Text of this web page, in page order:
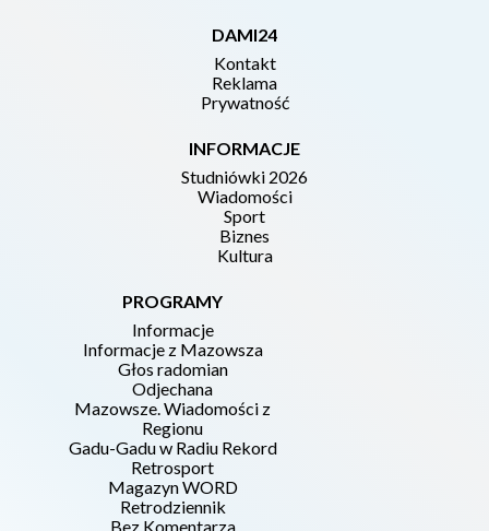
DAMI24
Kontakt
Reklama
Prywatność
INFORMACJE
Studniówki 2026
Wiadomości
Sport
Biznes
Kultura
PROGRAMY
Informacje
Informacje z Mazowsza
Głos radomian
Odjechana
Mazowsze. Wiadomości z
Regionu
Gadu-Gadu w Radiu Rekord
Retrosport
Magazyn WORD
Retrodziennik
Bez Komentarza